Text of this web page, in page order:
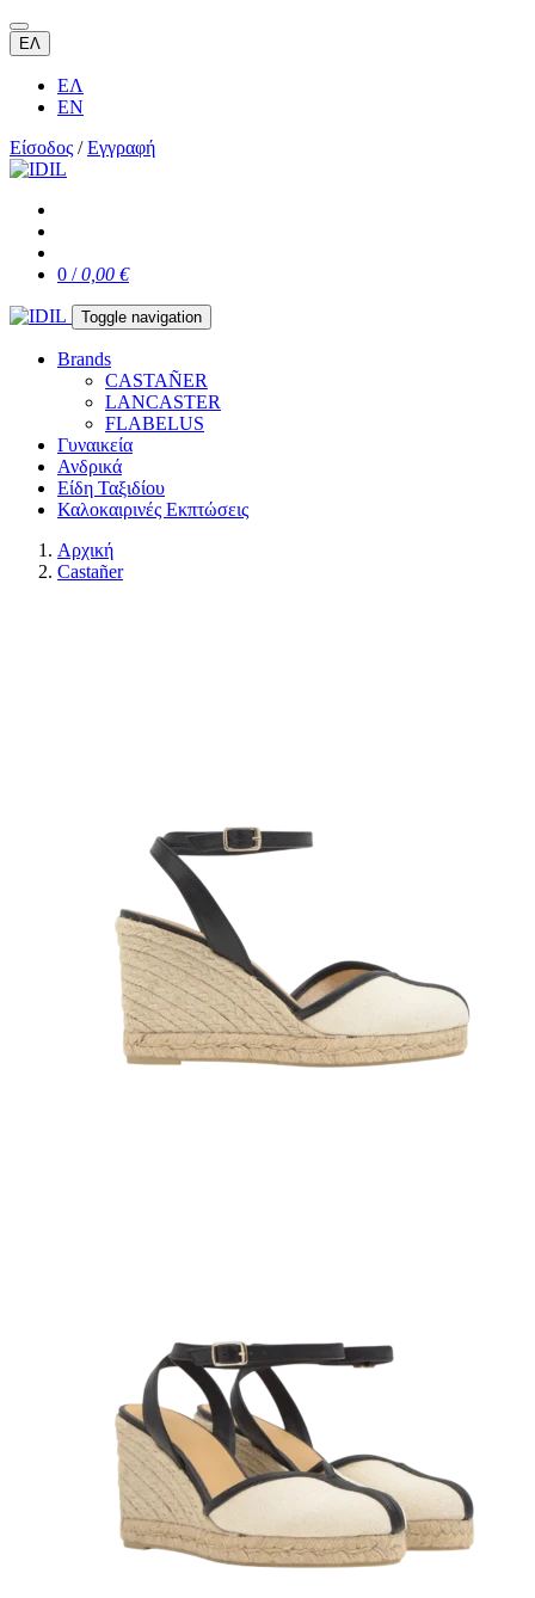
ΕΛ
ΕΛ
EN
Είσοδος /Εγγραφή
0 /0,00 €
Toggle navigation
Brands
CASTAÑER
LANCASTER
FLABELUS
Γυναικεία
Ανδρικά
Είδη Ταξιδίου
Καλοκαιρινές Εκπτώσεις
Αρχική
Castañer